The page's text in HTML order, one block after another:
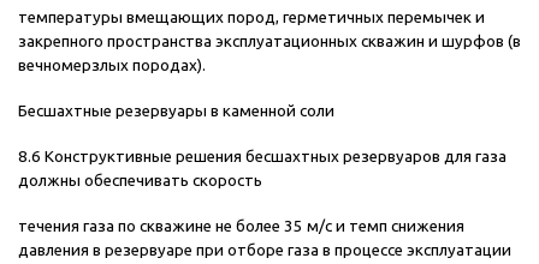
температуры вмещающих пород, герметичных перемычек и
закрепного пространства эксплуатационных скважин и шурфов (в
вечномерзлых породах).
Бесшахтные резервуары в каменной соли
8.6 Конструктивные решения бесшахтных резервуаров для газа
должны обеспечивать скорость
течения газа по скважине не более 35 м/с и темп снижения
давления в резервуаре при отборе газа в процессе эксплуатации